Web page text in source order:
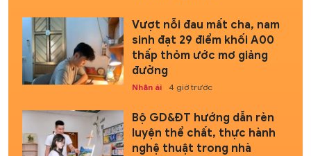
Vượt nỗi đau mất cha, nam
sinh đạt 29 điểm khối A00
thấp thỏm ước mơ giảng
đường
Nhân ái 4 giờ trước
Bộ GD&ĐT hướng dẫn rèn
luyện thể chất, thực hành
nghệ thuật trong nhà